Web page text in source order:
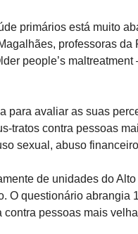
primários está muito
professoras da
people’s maltreatment
para avaliar as suas
tratos contra pessoas
sexual, abuso
de unidades do
O questionário abrangia
pessoas mais